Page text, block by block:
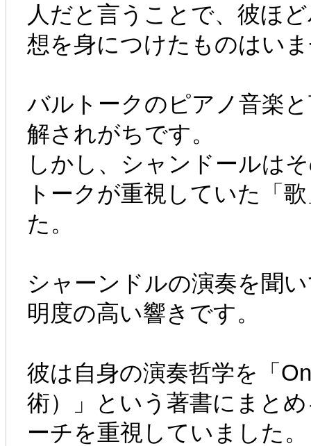
人だと言うことで、彼ほ
想を身につけたものはい
バルトークのピアノ音楽
解されがちです。
しかし、シャンドールは
トークが重視していた「
た。
シャーンドルの演奏を聞
明度の高い響きです。
彼は自身の演奏哲学を「
術）」という著書にまと
ーチを重視していました。